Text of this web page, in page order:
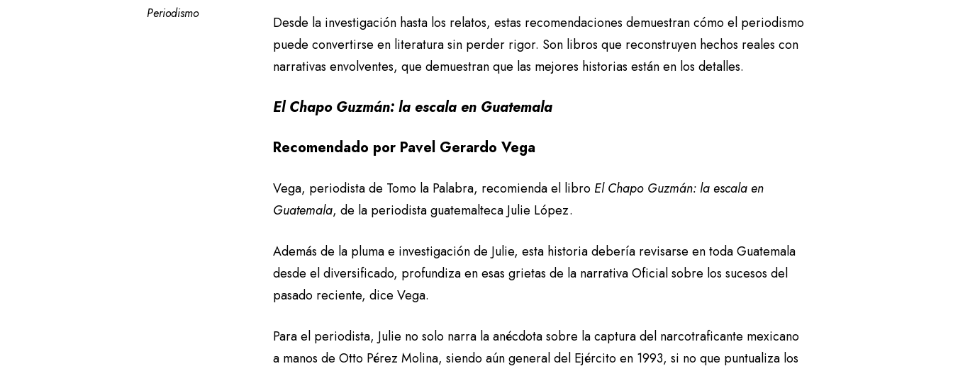
Periodismo
Desde la investigación hasta los relatos, estas recomendaciones demuestran cómo el periodismo
puede convertirse en literatura sin perder rigor. Son libros que reconstruyen hechos reales con
narrativas envolventes, que demuestran que las mejores historias están en los detalles.
El Chapo Guzmán: la escala en Guatemala
Recomendado por Pavel Gerardo Vega
Vega, periodista de Tomo la Palabra, recomienda el libro El Chapo Guzmán: la escala en
Guatemala, de la periodista guatemalteca Julie López.
Además de la pluma e investigación de Julie, esta historia debería revisarse en toda Guatemala
desde el diversificado, profundiza en esas grietas de la narrativa Oficial sobre los sucesos del
pasado reciente, dice Vega.
Para el periodista, Julie no solo narra la anécdota sobre la captura del narcotraficante mexicano
a manos de Otto Pérez Molina, siendo aún general del Ejército en 1993, si no que puntualiza los